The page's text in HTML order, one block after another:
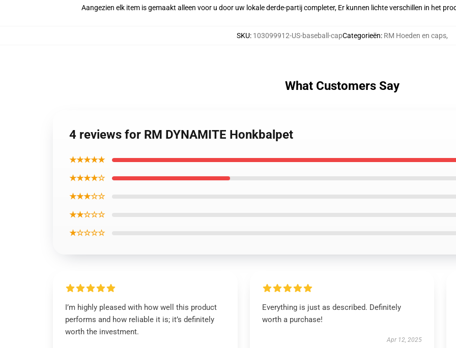
Aangezien elk item is gemaakt alleen voor u door uw lokale derde-partij completer, Er kunnen lichte verschillen in het
SKU: 103099912-US-baseball-capCategorieën: RM Hoeden en caps,
What Customers Say
4 reviews for RM DYNAMITE Honkbalpet
★★★★★
★★★★☆
★★★☆☆
★★☆☆☆
★☆☆☆☆
I’m highly pleased with how well this product
performs and how reliable it is; it’s definitely
worth the investment.
Everything is just as described. Definitely
worth a purchase!
Apr 12, 2025